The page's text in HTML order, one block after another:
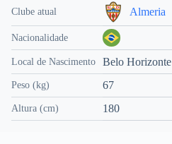
Clube atual Almeria
Nacionalidade
Local de Nascimento Belo Horizonte
Peso (kg) 67
Altura (cm) 180